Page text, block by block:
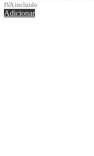
IVA incluido
Adicionar